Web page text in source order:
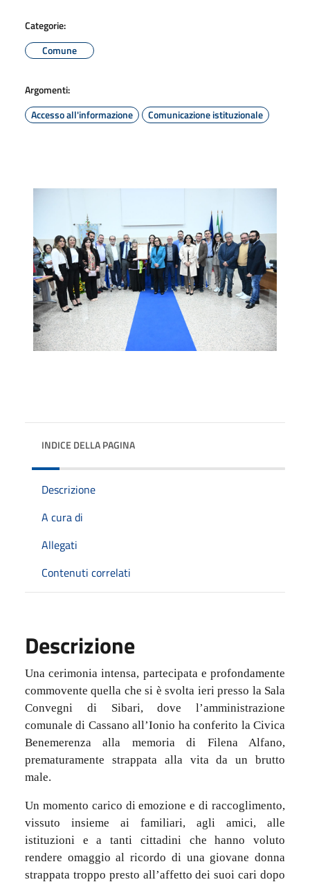
Categorie:
Comune
Argomenti:
Accesso all'informazione
Comunicazione istituzionale
INDICE DELLA PAGINA
Descrizione
A cura di
Allegati
Contenuti correlati
Descrizione
Una cerimonia intensa, partecipata e profondamente
commovente quella che si è svolta ieri presso la Sala
Convegni di Sibari, dove l’amministrazione
comunale di Cassano all’Ionio ha conferito la Civica
Benemerenza alla memoria di Filena Alfano,
prematuramente strappata alla vita da un brutto
male.
Un momento carico di emozione e di raccoglimento,
vissuto insieme ai familiari, agli amici, alle
istituzioni e a tanti cittadini che hanno voluto
rendere omaggio al ricordo di una giovane donna
strappata troppo presto all’affetto dei suoi cari dopo